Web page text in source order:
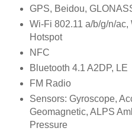
GPS, Beidou,
Wi-Fi 802.11 a/b/g/n/
Hotspot
NFC
Bluetooth 4.1 A2DP, LE
FM Radio
Sensors: Gyroscope,
Geomagnetic, ALPS
Pressure